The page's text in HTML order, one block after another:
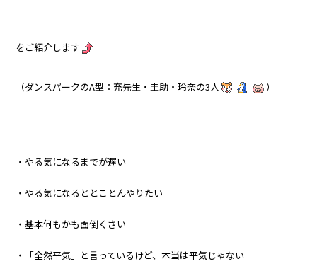
をご紹介します
（ダンスパークのA型：充先生・圭助・玲奈の3人 ）
・やる気になるまでが遅い
・やる気になるととことんやりたい
・基本何もかも面倒くさい
・「全然平気」と言っているけど、本当は平気じゃない